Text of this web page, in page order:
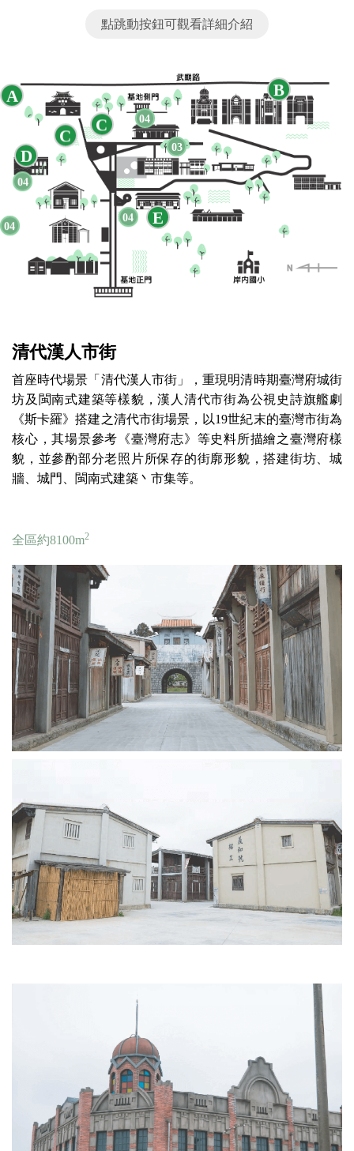
點跳動按鈕可觀看詳細介紹
03
04
04
04
04
A B
C
C
D
E
清代漢人市街
首座時代場景「清代漢人市街」，重現明清時期臺灣府城街
坊及閩南式建築等樣貌，漢人清代市街為公視史詩旗艦劇
《斯卡羅》搭建之清代市街場景，以19世紀末的臺灣市街為
核心，其場景參考《臺灣府志》等史料所描繪之臺灣府樣
貌，並參酌部分老照片所保存的街廓形貌，搭建街坊、城
牆、城門、閩南式建築丶市集等。
全區約8100m2